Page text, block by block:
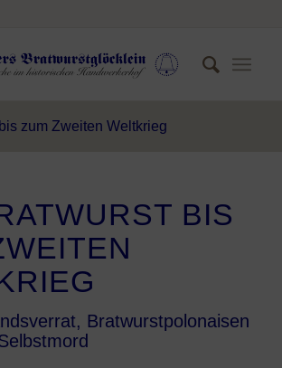
zum Zweiten Weltkrieg
BIS
Bratwurstpolonaisen